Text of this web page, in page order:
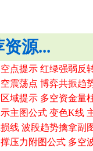
源...
点提示 红绿强弱反
震荡点 博弈共振趋
域提示 多空资金量
主图公式 变色K线
线 波段趋势擒拿副
压力附图公式 多空